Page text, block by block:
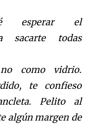
esperar el
sacarte todas
como vidrio.
te confieso
Pelito al
algúnmargen de